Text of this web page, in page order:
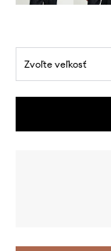
Zvoľte veľkosť